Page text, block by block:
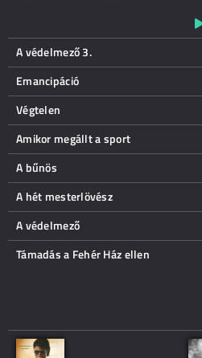
A védelmező 3.
Emancipáció
Végtelen
Amikor megállt a sport
A bűnös
A hét mesterlövész
A védelmező
Támadás a Fehér Ház ellen